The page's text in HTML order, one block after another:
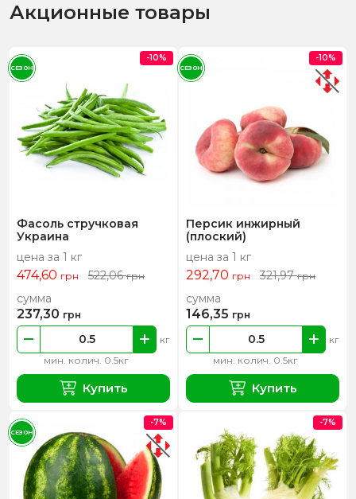
Акционные товары
Фасоль стручковая
Украина
цена за 1 кг
474,60 грн 522,06грн
мин. колич. 0.5кг
кг
сумма
237,30 грн
Купить
-10%
СЕЗОН
Персик инжирный
(плоский)
цена за 1 кг
292,70 грн 321,97грн
мин. колич. 0.5кг
кг
сумма
146,35 грн
Купить
-10%
СЕЗОН
-7%
СЕЗОН
-7%